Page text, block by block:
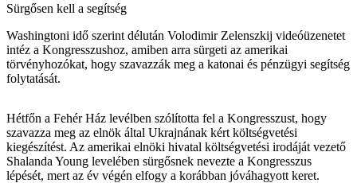
Sürgősen kell a segítség
Washingtoni idő szerint délután Volodimir Zelenszkij videóüzenetet
intéz a Kongresszushoz, amiben arra sürgeti az amerikai
törvényhozókat, hogy szavazzák meg a katonai és pénzügyi segítség
folytatását.
Hétfőn a Fehér Ház levélben szólította fel a Kongresszust, hogy
szavazza meg az elnök által Ukrajnának kért költségvetési
kiegészítést. Az amerikai elnöki hivatal költségvetési irodáját vezető
Shalanda Young levelében sürgősnek nevezte a Kongresszus
lépését, mert az év végén elfogy a korábban jóváhagyott keret.